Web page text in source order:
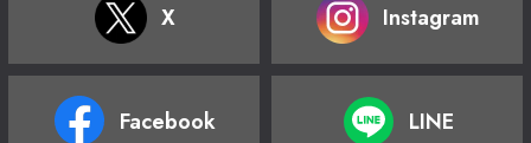
X Instagram
Facebook LINE